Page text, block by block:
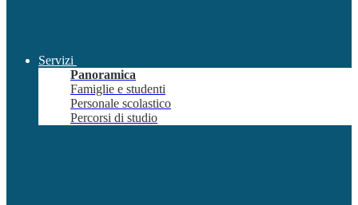
Servizi
Panoramica
Famiglie e studenti
Personale scolastico
Percorsi di studio